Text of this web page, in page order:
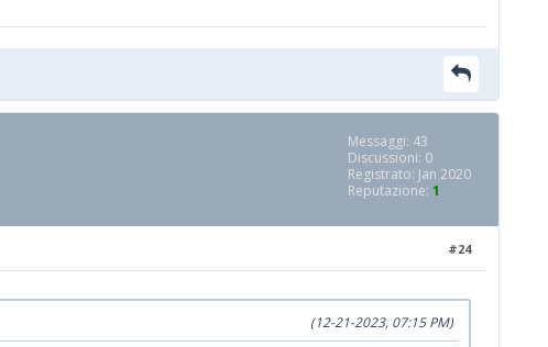
Messaggi: 43
Discussioni: 0
Registrato: Jan 2020
Reputazione: 1
#24
(12-21-2023, 07:15 PM)